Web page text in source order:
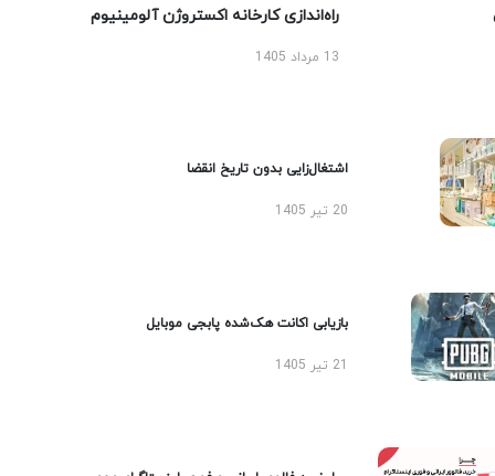
راه‌اندازی کارخانه اکستروژن آلومینیوم
13 مرداد 1405
اشتغال‌زایی بدون تاریخ انقضا
20 تیر 1405
بازیابی اکانت هک‌شده پابجی موبایل